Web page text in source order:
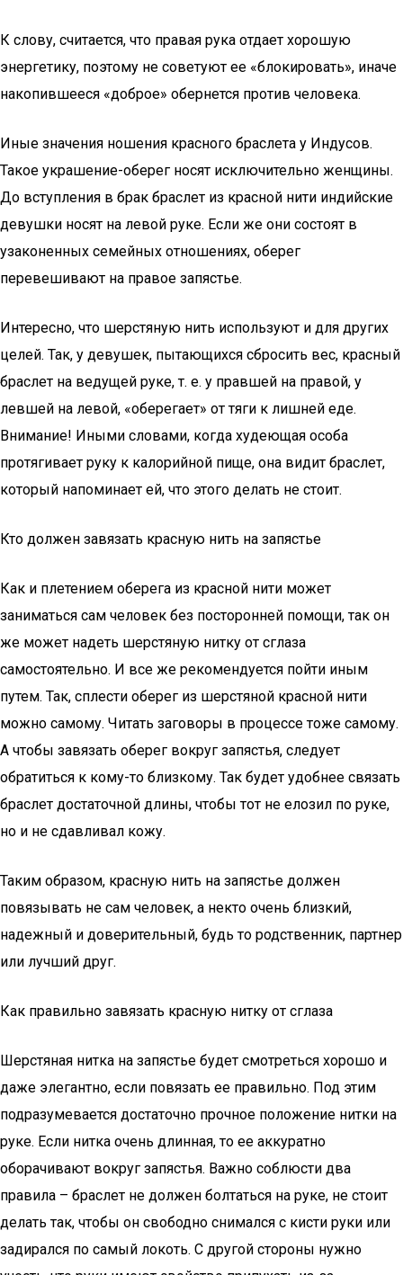
К слову, считается, что правая рука отдает хорошую
энергетику, поэтому не советуют ее «блокировать», иначе
накопившееся «доброе» обернется против человека.
Иные значения ношения красного браслета у Индусов.
Такое украшение-оберег носят исключительно женщины.
До вступления в брак браслет из красной нити индийские
девушки носят на левой руке. Если же они состоят в
узаконенных семейных отношениях, оберег
перевешивают на правое запястье.
Интересно, что шерстяную нить используют и для других
целей. Так, у девушек, пытающихся сбросить вес, красный
браслет на ведущей руке, т. е. у правшей на правой, у
левшей на левой, «оберегает» от тяги к лишней еде.
Внимание! Иными словами, когда худеющая особа
протягивает руку к калорийной пище, она видит браслет,
который напоминает ей, что этого делать не стоит.
Кто должен завязать красную нить на запястье
Как и плетением оберега из красной нити может
заниматься сам человек без посторонней помощи, так он
же может надеть шерстяную нитку от сглаза
самостоятельно. И все же рекомендуется пойти иным
путем. Так, сплести оберег из шерстяной красной нити
можно самому. Читать заговоры в процессе тоже самому.
А чтобы завязать оберег вокруг запястья, следует
обратиться к кому-то близкому. Так будет удобнее связать
браслет достаточной длины, чтобы тот не елозил по руке,
но и не сдавливал кожу.
Таким образом, красную нить на запястье должен
повязывать не сам человек, а некто очень близкий,
надежный и доверительный, будь то родственник, партнер
или лучший друг.
Как правильно завязать красную нитку от сглаза
Шерстяная нитка на запястье будет смотреться хорошо и
даже элегантно, если повязать ее правильно. Под этим
подразумевается достаточно прочное положение нитки на
руке. Если нитка очень длинная, то ее аккуратно
оборачивают вокруг запястья. Важно соблюсти два
правила – браслет не должен болтаться на руке, не стоит
делать так, чтобы он свободно снимался с кисти руки или
задирался по самый локоть. С другой стороны нужно